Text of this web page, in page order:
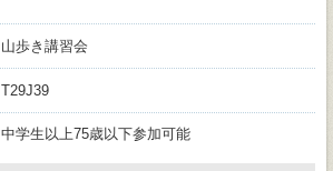
山歩き講習会
T29J39
中学生以上75歳以下参加可能